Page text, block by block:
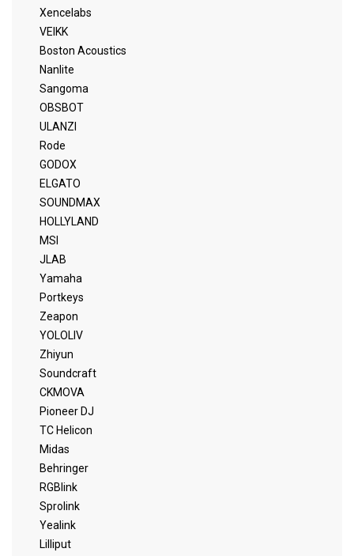
Xencelabs
VEIKK
Boston Acoustics
Nanlite
Sangoma
OBSBOT
ULANZI
Rode
GODOX
ELGATO
SOUNDMAX
HOLLYLAND
MSI
JLAB
Yamaha
Portkeys
Zeapon
YOLOLIV
Zhiyun
Soundcraft
CKMOVA
Pioneer DJ
TC Helicon
Midas
Behringer
RGBlink
Sprolink
Yealink
Lilliput